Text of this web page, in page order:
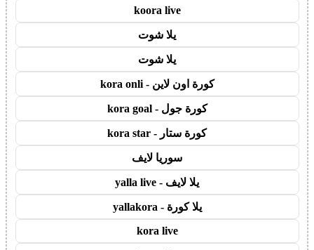
koora live
يلا شوت
يلا شوت
كورة اون لاين - kora onli
كورة جول - kora goal
كورة ستار - kora star
سوريا لايف
يلا لايف - yalla live
يلا كورة - yallakora
kora live